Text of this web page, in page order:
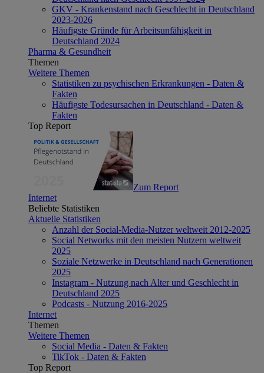
GKV - Krankenstand nach Geschlecht in Deutschland
2023-2026
Häufigste Gründe für Arbeitsunfähigkeit in
Deutschland 2024
Pharma & Gesundheit
Themen
Weitere Themen
Statistiken zu psychischen Erkrankungen - Daten &
Fakten
Häufigste Todesursachen in Deutschland - Daten &
Fakten
Top Report
Zum Report
Internet
Beliebte Statistiken
Aktuelle Statistiken
Anzahl der Social-Media-Nutzer weltweit 2012-2025
Social Networks mit den meisten Nutzern weltweit
2025
Soziale Netzwerke in Deutschland nach Generationen
2025
Instagram - Nutzung nach Alter und Geschlecht in
Deutschland 2025
Podcasts - Nutzung 2016-2025
Internet
Themen
Weitere Themen
Social Media - Daten & Fakten
TikTok - Daten & Fakten
Top Report